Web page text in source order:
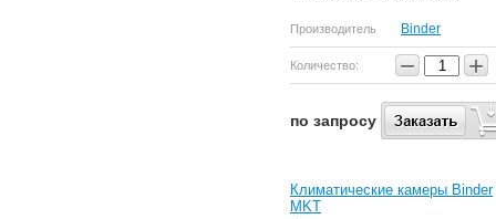
Производитель Binder
Количество: − +
по запросу
Климатические камеры Binder
MKT